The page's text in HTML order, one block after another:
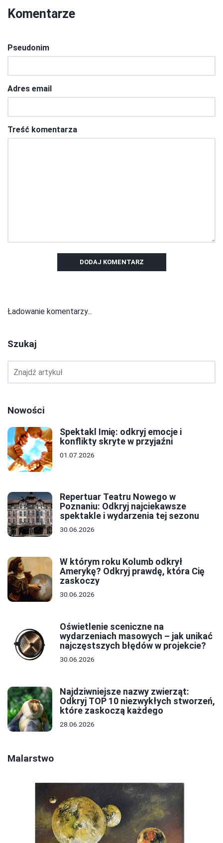
Komentarze
Pseudonim
Adres email
Treść komentarza
DODAJ KOMENTARZ
Ładowanie komentarzy...
Szukaj
Nowości
Spektakl Imię: odkryj emocje i
konflikty skryte w przyjaźni
01.07.2026
Repertuar Teatru Nowego w
Poznaniu: Odkryj najciekawsze
spektakle i wydarzenia tej sezonu
30.06.2026
W którym roku Kolumb odkrył
Amerykę? Odkryj prawdę, która Cię
zaskoczy
30.06.2026
Oświetlenie sceniczne na
wydarzeniach masowych – jak unikać
najczęstszych błędów w projekcie?
30.06.2026
Najdziwniejsze nazwy zwierząt:
Odkryj TOP 10 niezwykłych stworzeń,
które zaskoczą każdego
28.06.2026
Malarstwo